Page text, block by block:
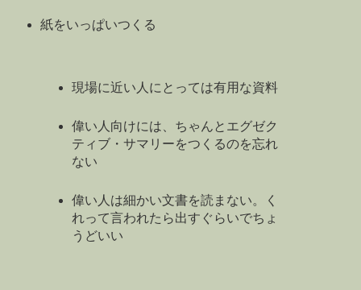
紙をいっぱいつくる
現場に近い人にとっては有用な資料
偉い人向けには、ちゃんとエグゼク
ティブ・サマリーをつくるのを忘れ
ない
偉い人は細かい文書を読まない。く
れって言われたら出すぐらいでちょ
うどいい